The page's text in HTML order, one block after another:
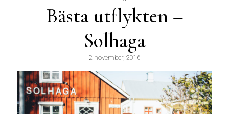
Bästa utflykten –
Solhaga
2 november, 2016